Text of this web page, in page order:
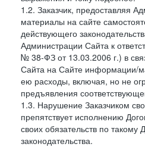
1.2. Заказчик, предоставляя
материалы на сайте
действующего
Администрации Сайта к
№ 38-ФЗ от 13.03.2006 г.) в
Сайта на Сайте информации/
ею расходы, включая, но не
предъявления
1.3. Нарушение Заказчиком
препятствует исполнению
своих обязательств по
законодательства.